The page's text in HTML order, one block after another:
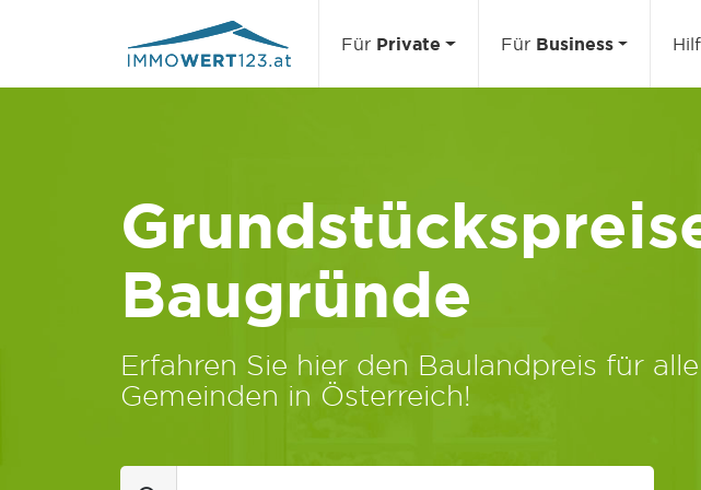
Für Private Für Business
Baugründe
Erfahren Sie hier den Baulandpreis für alle
Gemeinden in Österreich!